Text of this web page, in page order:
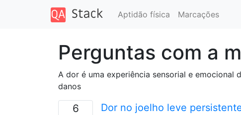
Aptidão física Marcações
Perguntas com a
A dor é uma experiência sensorial e
danos
6 Dor no joelho leve